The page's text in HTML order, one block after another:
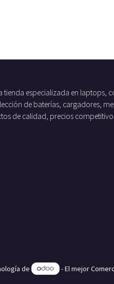
especializada en laptops,
de baterías, cargadores,
de calidad, precios
de - El mejor